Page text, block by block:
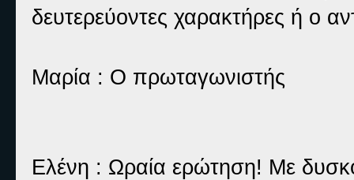
δευτερεύοντες χαρακτήρες ή ο
Μαρία : Ο πρωταγωνιστής
Ελένη : Ωραία ερώτηση! Με